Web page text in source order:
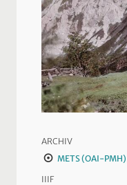
ARCHIV
METS (OAI-PMH)
IIIF